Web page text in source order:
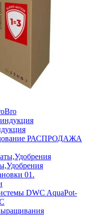
РАСПРОДАЖА
01.
AquaPot-